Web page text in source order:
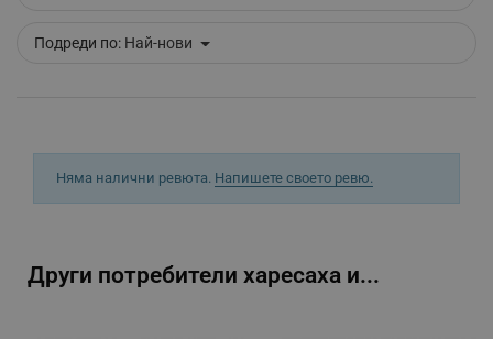
Подреди по: Най-нови
Няма налични ревюта. Напишете своето ревю.
Други потребители харесаха и...
_sgf_rq